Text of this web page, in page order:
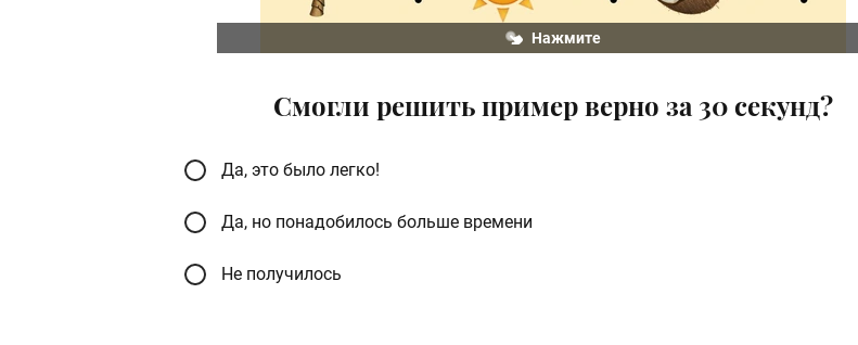
Нажмите
Смогли решить пример верно за 30 секунд?
Да, это было легко!
Да, но понадобилось больше времени
Не получилось